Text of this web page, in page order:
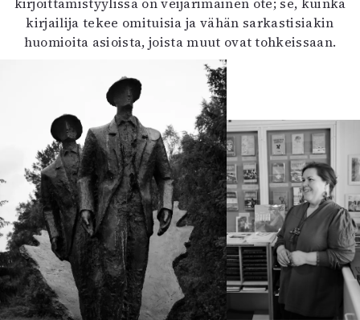
kirjailija tekee omituisia ja vähän sarkastisiakin
huomioita asioista, joista muut ovat tohkeissaan.